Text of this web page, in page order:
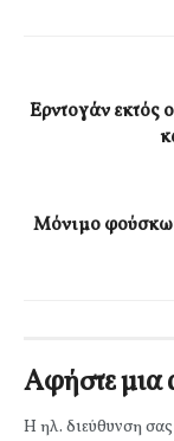
Ερντογάν εκτός
Μόνιμο
Αφήστε μια
Η ηλ. διεύθυνση σας